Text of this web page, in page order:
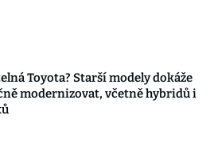
Toyota? Starší modely dokáže
modernizovat, včetně hybridů i